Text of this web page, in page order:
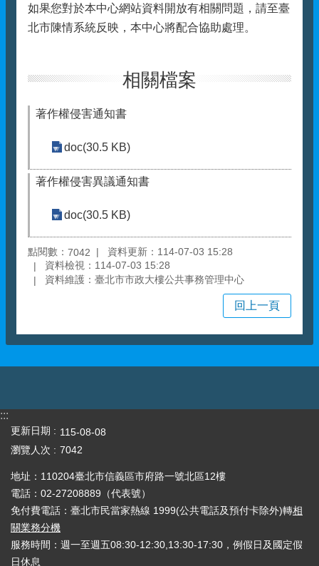
如果您對於本中心網站資料開放有相關問題，請至臺
北市陳情系統反映，本中心將配合協助處理。
相關檔案
著作權侵害通知書
doc(30.5 KB)
著作權侵害異議通知書
doc(30.5 KB)
點閱數： 7042
資料更新：114-07-03 15:28
資料檢視：114-07-03 15:28
資料維護：臺北市市政大樓公共事務管理中心
回上一頁
:::
更新日期
115-08-08
瀏覽人次
7042
地址：110204臺北市信義區市府路一號北區12樓
電話：02-27208889（代表號）
免付費電話：臺北市民當家熱線 1999(公共電話及預付卡除外)轉相
關業務分機
服務時間：週一至週五08:30-12:30,13:30-17:30，例假日及國定假
日休息